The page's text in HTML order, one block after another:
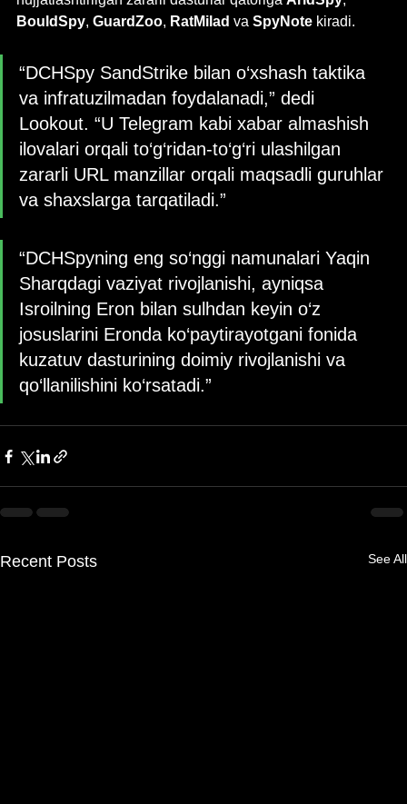
BouldSpy, GuardZoo, RatMilad va SpyNote kiradi.
“DCHSpy SandStrike bilan o‘xshash taktika
va infratuzilmadan foydalanadi,” dedi
Lookout. “U Telegram kabi xabar almashish
ilovalari orqali to‘g‘ridan-to‘g‘ri ulashilgan
zararli URL manzillar orqali maqsadli guruhlar
va shaxslarga tarqatiladi.”
“DCHSpyning eng so‘nggi namunalari Yaqin
Sharqdagi vaziyat rivojlanishi, ayniqsa
Isroilning Eron bilan sulhdan keyin o‘z
josuslarini Eronda ko‘paytirayotgani fonida
kuzatuv dasturining doimiy rivojlanishi va
qo‘llanilishini ko‘rsatadi.”
Recent Posts See All